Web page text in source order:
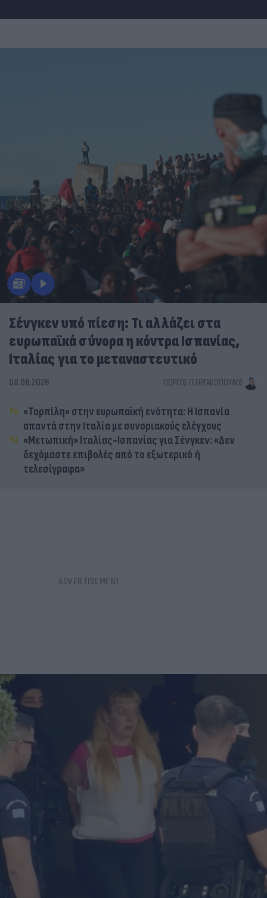
Σένγκεν υπό πίεση: Τι αλλάζει στα
ευρωπαϊκά σύνορα η κόντρα Ισπανίας,
Ιταλίας για το μεταναστευτικό
08.08.2026 ΓΙΏΡΓΟΣ ΓΕΩΡΓΑΚΌΠΟΥΛΟΣ
«Τορπίλη» στην ευρωπαϊκή ενότητα: Η Ισπανία
απαντά στην Ιταλία με συνοριακούς ελέγχους
«Μετωπική» Ιταλίας-Ισπανίας για Σένγκεν: «Δεν
δεχόμαστε επιβολές από το εξωτερικό ή
τελεσίγραφα»